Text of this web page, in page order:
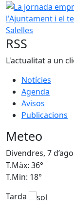
La jornada
RSS
L'actualitat a un
Notícies
Agenda
Avisos
Publicacions
Meteo
Divendres, 7
T.Màx: 36°
T.Min: 18°
Tarda